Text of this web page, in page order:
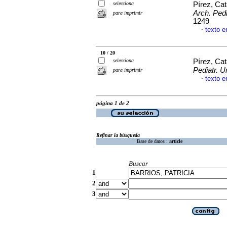
selecciona
para imprimir
Pírez,
Arch.
1249
· texto
10 / 20
selecciona
para imprimir
Pírez,
Pediatr.
· texto
página 1 de 2
Refinar la búsqueda
Base de datos : article
Buscar
1
2
3